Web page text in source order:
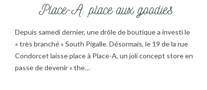
Place-A: place aux goodies
Depuis samedi dernier, une drôle de boutique a investi le
« très branché » South Pigalle. Désormais, le 19 de la rue
Condorcet laisse place à Place-A, un joli concept store en
passe de devenir « the…